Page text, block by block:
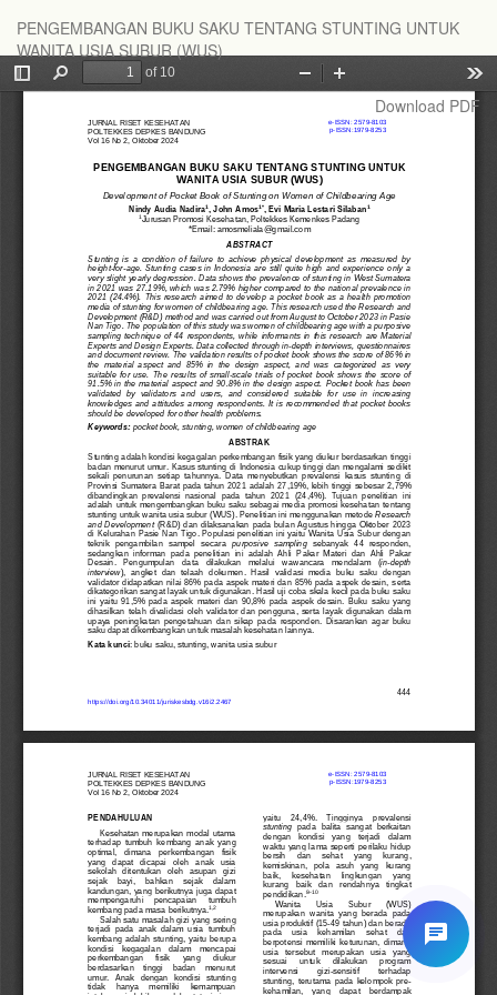
Article
Details
PENGEMBANGAN BUKU SAKU TENTANG STUNTING UNTUK
WANITA USIA SUBUR (WUS)
Download
Download PDF